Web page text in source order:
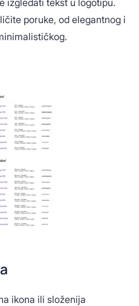
poruke, od elegantnog i
ikona ili složenija